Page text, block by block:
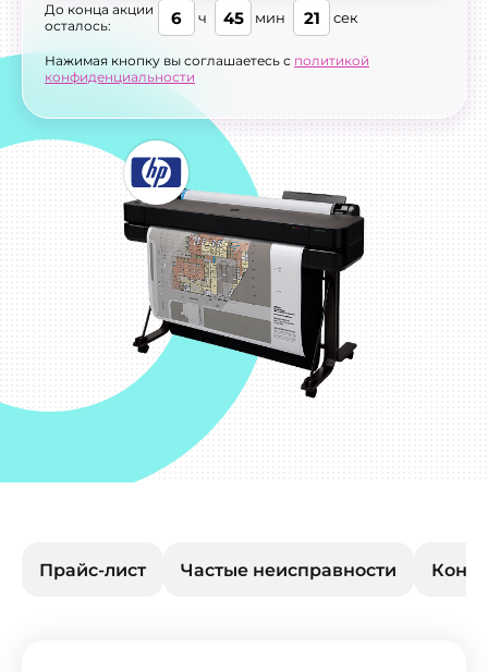
До конца акции
осталось:
6 ч 45 мин 20 сек
Нажимая кнопку вы соглашаетесь с политикой
конфиденциальности
Прайс-лист Частые неисправности